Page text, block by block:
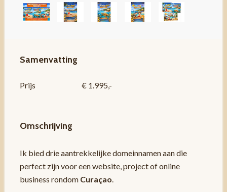
Samenvatting
Prijs € 1.995,-
Omschrijving
Ik bied drie aantrekkelijke domeinnamen aan die
perfect zijn voor een website, project of online
business rondom Curaçao